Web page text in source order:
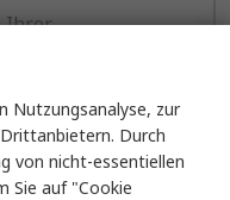
Ihrer
Nutzungsanalyse, zur
Durch
von nicht-essentiellen
Sie auf "Cookie